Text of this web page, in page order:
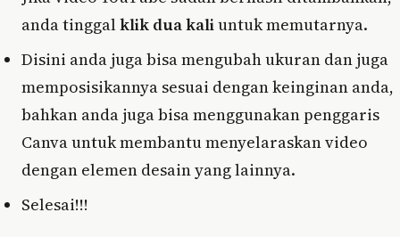
anda tinggalklik dua kaliuntuk memutarnya.
Disini anda juga bisa mengubah ukuran dan juga
memposisikannya sesuai dengan keinginan anda,
bahkan anda juga bisa menggunakan penggaris
Canva untuk membantu menyelaraskan video
dengan elemen desain yang lainnya.
Selesai!!!